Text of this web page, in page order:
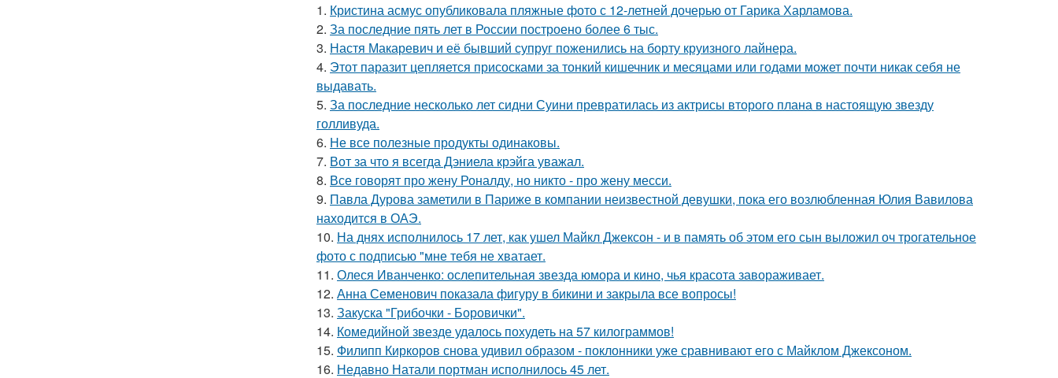
1. Кристина асмус опубликовала пляжные фото с 12-летней дочерью от Гарика Харламова.
2. За последние пять лет в России построено более 6 тыс.
3. Настя Макаревич и её бывший супруг поженились на борту круизного лайнера.
4. Этот паразит цепляется присосками за тонкий кишечник и месяцами или годами может почти никак себя не
выдавать.
5. За последние несколько лет сидни Суини превратилась из актрисы второго плана в настоящую звезду
голливуда.
6. Не все полезные продукты одинаковы.
7. Вот за что я всегда Дэниела крэйга уважал.
8. Все говорят про жену Роналду, но никто - про жену месси.
9. Павла Дурова заметили в Париже в компании неизвестной девушки, пока его возлюбленная Юлия Вавилова
находится в ОАЭ.
10. На днях исполнилось 17 лет, как ушел Майкл Джексон - и в память об этом его сын выложил оч трогательное
фото с подписью "мне тебя не хватает.
11. Олеся Иванченко: ослепительная звезда юмора и кино, чья красота завораживает.
12. Анна Семенович показала фигуру в бикини и закрыла все вопросы!
13. Закуска "Грибочки - Боровички".
14. Комедийной звезде удалось похудеть на 57 килограммов!
15. Филипп Киркоров снова удивил образом - поклонники уже сравнивают его с Майклом Джексоном.
16. Недавно Натали портман исполнилось 45 лет.